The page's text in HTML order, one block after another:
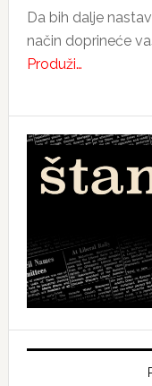
Da bih dalje
način doprineće
Produži…